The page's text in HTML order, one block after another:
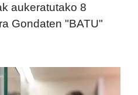
aukeratutako 8
Gondaten "BATU"